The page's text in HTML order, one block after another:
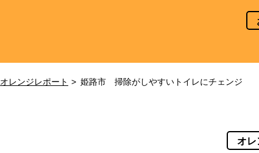
オレンジレポート 姫路市 掃除がしやすいトイレにチェンジ
オレ